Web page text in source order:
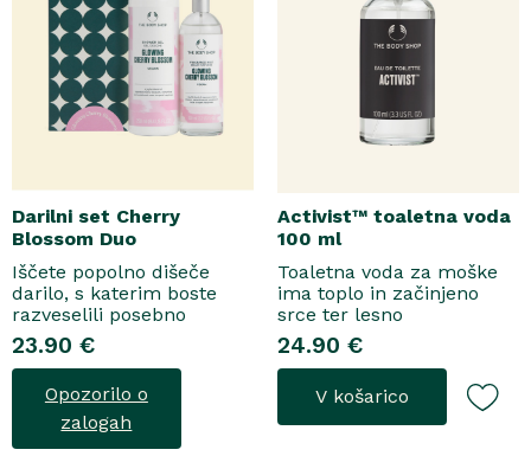
Darilni set Cherry
Blossom Duo
Iščete popolno dišeče
darilo, s katerim boste
razveselili posebno
osebo? Spoznajte naš
darilni set Cherry Blossom
Duo, popolno harmonijo
nežne nege in razkošnega
vonja, ki poskrbi za dobro
počutje vsak dan. Ta
23.90 €
Opozorilo o
zalogah
Activist™ toaletna voda
100 ml
Toaletna voda za moške
ima toplo in začinjeno
srce ter lesno
osnovo.Topel, začinjen
vonjToaletna voda..
24.90 €
V košarico